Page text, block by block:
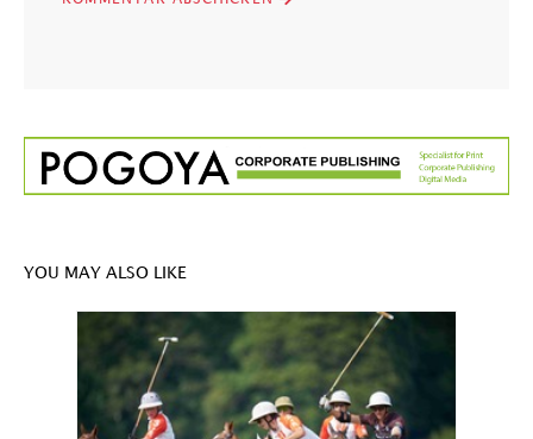
YOU MAY ALSO LIKE